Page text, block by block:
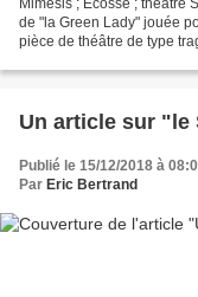
Mimesis ; Ecosse ; théâtre
de "la Green Lady" jouée
pièce de théâtre de type
Un article sur "le
Publié le 15/12/2018 à
Par Eric Bertrand